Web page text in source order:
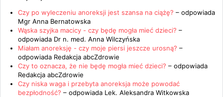
Czy po wyleczeniu anoreksji jest szansa na ciążę? – odpowiada
Mgr Anna Bernatowska
Wąska szyjka macicy - czy będę mogła mieć dzieci? –
odpowiada Dr n. med. Anna Wilczyńska
Miałam anoreksję - czy moje piersi jeszcze urosną? –
odpowiada Redakcja abcZdrowie
Czy to oznacza, że nie będę mogła mieć dzieci? – odpowiada
Redakcja abcZdrowie
Czy niska waga i przebyta anoreksja może powodać
bezpłodność? – odpowiada Lek. Aleksandra Witkowska